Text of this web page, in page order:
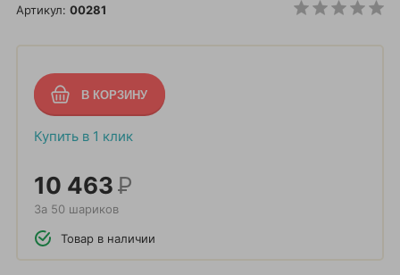
Артикул: 00281
Купить в 1 клик
10 463Р
За 50 шариков
Товар в наличии